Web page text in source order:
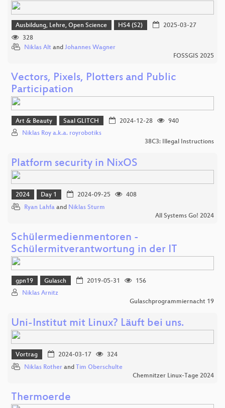
Ausbildung, Lehre, Open Science HS4 (S2)
2025-03-27
328
Niklas Alt and Johannes Wagner
FOSSGIS 2025
Vectors, Pixels, Plotters and Public
Participation
Art & Beauty Saal GLITCH 2024-12-28
940
Niklas Roy a.k.a. royrobotiks
38C3: Illegal Instructions
Platform security in NixOS
2024 Day 1 2024-09-25
408
Ryan Lahfa and Niklas Sturm
All Systems Go! 2024
Schülermedienmentoren -
Schülermitverantwortung in der IT
gpn19 Gulasch 2019-05-31
156
Niklas Arnitz
Gulaschprogrammiernacht 19
Uni-Institut mit Linux? Läuft bei uns.
Vortrag 2024-03-17
324
Niklas Rother and Tim Oberschulte
Chemnitzer Linux-Tage 2024
Thermoerde